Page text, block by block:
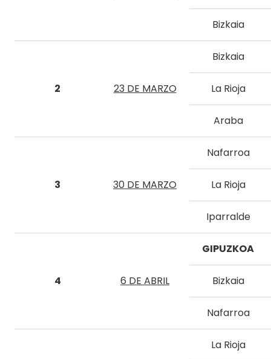
Bizkaia
2 23 DE MARZO
Bizkaia
La Rioja
Araba
3 30 DE MARZO
Nafarroa
La Rioja
Iparralde
4 6 DE ABRIL
GIPUZKOA
Bizkaia
Nafarroa
La Rioja